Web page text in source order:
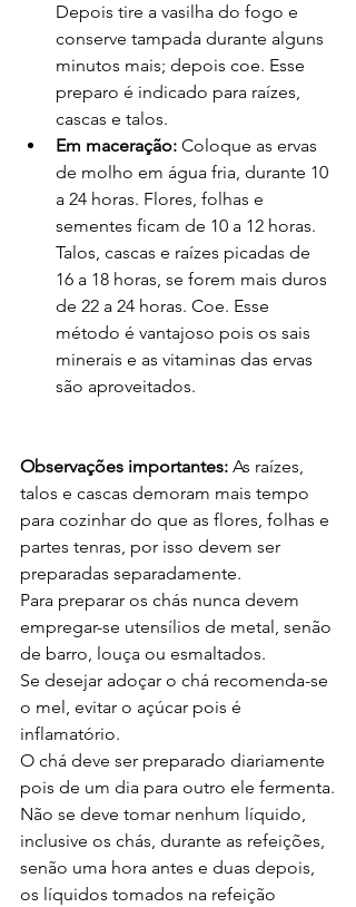
Depois tire a vasilha do fogo e
conserve tampada durante alguns
minutos mais; depois coe. Esse
preparo é indicado para raízes,
cascas e talos.
Em maceração: Coloque as ervas
de molho em água fria, durante 10
a 24 horas. Flores, folhas e
sementes ficam de 10 a 12 horas.
Talos, cascas e raízes picadas de
16 a 18 horas, se forem mais duros
de 22 a 24 horas. Coe. Esse
método é vantajoso pois os sais
minerais e as vitaminas das ervas
são aproveitados.
Observações importantes: As raízes,
talos e cascas demoram mais tempo
para cozinhar do que as flores, folhas e
partes tenras, por isso devem ser
preparadas separadamente.
Para preparar os chás nunca devem
empregar-se utensílios de metal, senão
de barro, louça ou esmaltados.
Se desejar adoçar o chá recomenda-se
o mel, evitar o açúcar pois é
inflamatório.
O chá deve ser preparado diariamente
pois de um dia para outro ele fermenta.
Não se deve tomar nenhum líquido,
inclusive os chás, durante as refeições,
senão uma hora antes e duas depois,
os líquidos tomados na refeição